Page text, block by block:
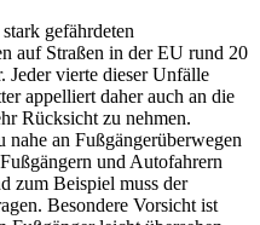
gefährdeten
auf Straßen in der EU rund 20
Jeder vierte dieser Unfälle
appelliert daher auch an die
Rücksicht zu nehmen.
an Fußgängerüberwegen
und Autofahrern
zum Beispiel muss der
Besondere Vorsicht ist